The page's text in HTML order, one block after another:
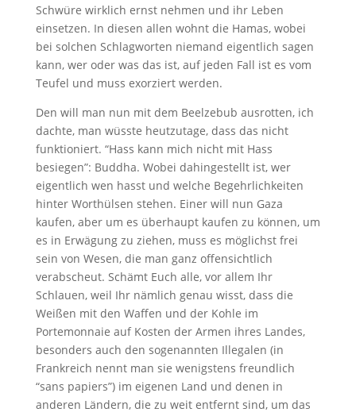
Schwüre wirklich ernst nehmen und ihr Leben
einsetzen. In diesen allen wohnt die Hamas, wobei
bei solchen Schlagworten niemand eigentlich sagen
kann, wer oder was das ist, auf jeden Fall ist es vom
Teufel und muss exorziert werden.
Den will man nun mit dem Beelzebub ausrotten, ich
dachte, man wüsste heutzutage, dass das nicht
funktioniert. “Hass kann mich nicht mit Hass
besiegen”: Buddha. Wobei dahingestellt ist, wer
eigentlich wen hasst und welche Begehrlichkeiten
hinter Worthülsen stehen. Einer will nun Gaza
kaufen, aber um es überhaupt kaufen zu können, um
es in Erwägung zu ziehen, muss es möglichst frei
sein von Wesen, die man ganz offensichtlich
verabscheut. Schämt Euch alle, vor allem Ihr
Schlauen, weil Ihr nämlich genau wisst, dass die
Weißen mit den Waffen und der Kohle im
Portemonnaie auf Kosten der Armen ihres Landes,
besonders auch den sogenannten Illegalen (in
Frankreich nennt man sie wenigstens freundlich
“sans papiers”) im eigenen Land und denen in
anderen Ländern, die zu weit entfernt sind, um das